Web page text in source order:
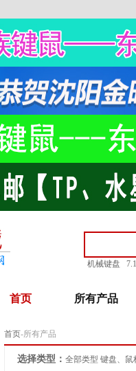
机械键盘
首页 所有产品
首页-所有产品
选择类型： 全部类型 键盘、鼠